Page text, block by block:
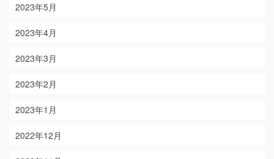
2023年5月
2023年4月
2023年3月
2023年2月
2023年1月
2022年12月